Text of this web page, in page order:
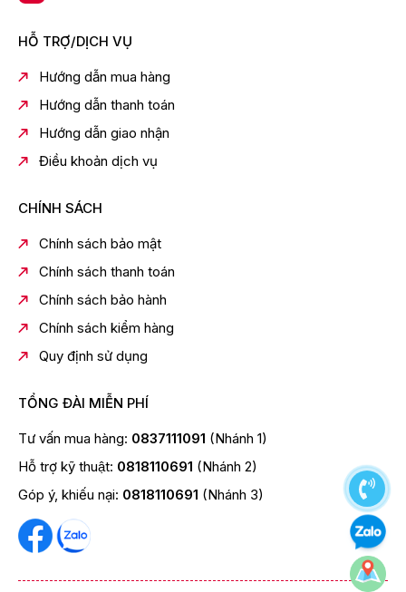
HỖ TRỢ/DỊCH VỤ
Hướng dẫn mua hàng
Hướng dẫn thanh toán
Hướng dẫn giao nhận
Điều khoản dịch vụ
CHÍNH SÁCH
Chính sách bảo mật
Chính sách thanh toán
Chính sách bảo hành
Chính sách kiểm hàng
Quy định sử dụng
TỔNG ĐÀI MIỄN PHÍ
Tư vấn mua hàng: 0837111091 (Nhánh 1)
Hỗ trợ kỹ thuật: 0818110691 (Nhánh 2)
Góp ý, khiếu nại: 0818110691 (Nhánh 3)